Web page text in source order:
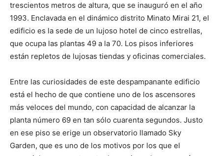
trescientos metros de altura, que se inauguró en el año
1993. Enclavada en el dinámico distrito Minato Mirai 21, el
edificio es la sede de un lujoso hotel de cinco estrellas,
que ocupa las plantas 49 a la 70. Los pisos inferiores
están repletos de lujosas tiendas y oficinas comerciales.
Entre las curiosidades de este despampanante edificio
está el hecho de que contiene uno de los ascensores
más veloces del mundo, con capacidad de alcanzar la
planta número 69 en tan sólo cuarenta segundos. Justo
en ese piso se erige un observatorio llamado Sky
Garden, que es uno de los motivos por los que el